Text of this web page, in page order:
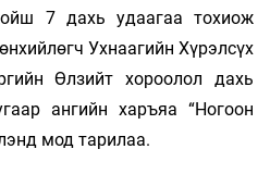
7 дахь удаагаа тохиож
Ухнаагийн Хүрэлсүх
Өлзийт хороолол дахь
ангийн харъяа “Ногоон
мод тарилаа.